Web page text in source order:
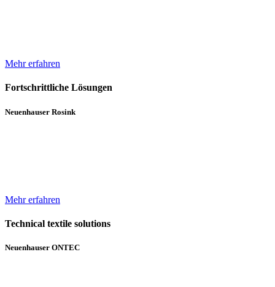
Mehr erfahren
Fortschrittliche Lösungen
Neuenhauser Rosink
Mehr erfahren
Technical textile solutions
Neuenhauser ONTEC